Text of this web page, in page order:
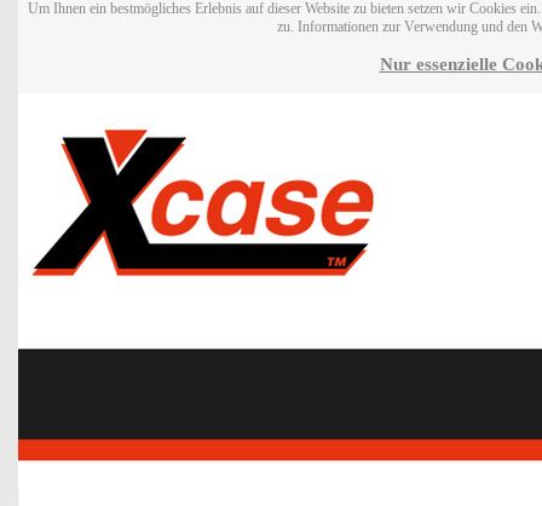
Um Ihnen ein bestmögliches Erlebnis auf dieser Website zu bieten setzen wir Cookies
zu. Informationen zur Verwendung und den
Nur essenzielle